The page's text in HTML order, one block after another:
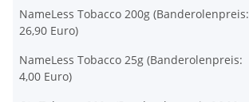
NameLess Tobacco 200g (Banderolenpreis:
26,90 Euro)
NameLess Tobacco 25g (Banderolenpreis:
4,00 Euro)